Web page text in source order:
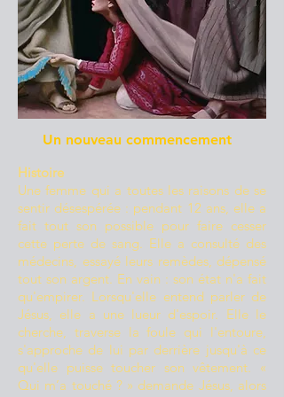
Un nouveau commencement
Histoire
Une femme qui a toutes les raisons de se
sentir désespérée : pendant 12 ans, elle a
fait tout son possible pour faire cesser
cette perte de sang. Elle a consulté des
médecins, essayé leurs remèdes, dépensé
tout son argent. En vain : son état n'a fait
qu'empirer. Lorsqu'elle entend parler de
Jésus, elle a une lueur d'espoir. Elle le
cherche, traverse la foule qui l'entoure,
s'approche de lui par derrière jusqu'à ce
qu'elle puisse toucher son vêtement. «
Qui m’a touché ? » demande Jésus, alors